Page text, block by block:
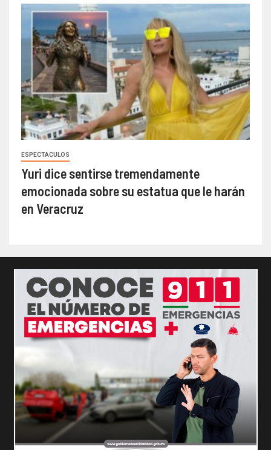
ESPECTACULOS
Yuri dice sentirse tremendamente
emocionada sobre su estatua que le harán
en Veracruz